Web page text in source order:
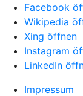
Facebook
Wikipedia
Xing öffnen
Instagram
LinkedIn
Impressum